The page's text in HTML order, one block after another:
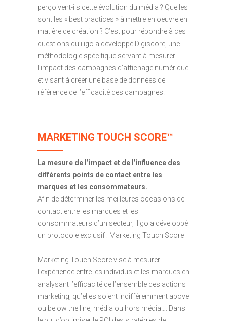
perçoivent-ils cette évolution du média ? Quelles
sont les « best practices » à mettre en oeuvre en
matière de création ? C’est pour répondre à ces
questions qu’iligo a développé Digiscore, une
méthodologie spécifique servant à mesurer
l’impact des campagnes d’affichage numérique
et visant à créer une base de données de
référence de l’efficacité des campagnes.
MARKETING TOUCH SCORE™
La mesure de l’impact et de l’influence des
différents points de contact entre les
marques et les consommateurs.
Afin de déterminer les meilleures occasions de
contact entre les marques et les
consommateurs d’un secteur, iligo a développé
un protocole exclusif : Marketing Touch Score
Marketing Touch Score vise à mesurer
l’expérience entre les individus et les marques en
analysant l’efficacité de l’ensemble des actions
marketing, qu’elles soient indifféremment above
ou below the line, média ou hors média…. Dans